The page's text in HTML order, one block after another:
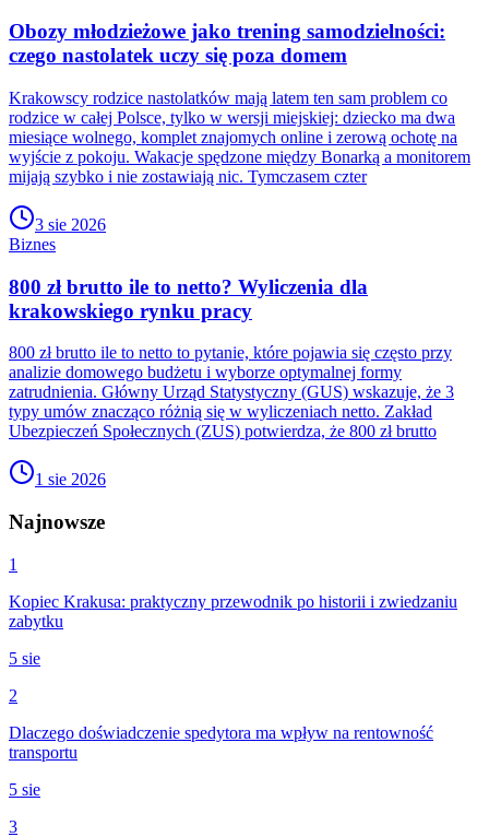
Obozy młodzieżowe jako trening samodzielności:
czego nastolatek uczy się poza domem
Krakowscy rodzice nastolatków mają latem ten sam problem co
rodzice w całej Polsce, tylko w wersji miejskiej: dziecko ma dwa
miesiące wolnego, komplet znajomych online i zerową ochotę na
wyjście z pokoju. Wakacje spędzone między Bonarką a monitorem
mijają szybko i nie zostawiają nic. Tymczasem czter
3 sie 2026
Biznes
800 zł brutto ile to netto? Wyliczenia dla
krakowskiego rynku pracy
800 zł brutto ile to netto to pytanie, które pojawia się często przy
analizie domowego budżetu i wyborze optymalnej formy
zatrudnienia. Główny Urząd Statystyczny (GUS) wskazuje, że 3
typy umów znacząco różnią się w wyliczeniach netto. Zakład
Ubezpieczeń Społecznych (ZUS) potwierdza, że 800 zł brutto
1 sie 2026
Najnowsze
1
Kopiec Krakusa: praktyczny przewodnik po historii i zwiedzaniu
zabytku
5 sie
2
Dlaczego doświadczenie spedytora ma wpływ na rentowność
transportu
5 sie
3